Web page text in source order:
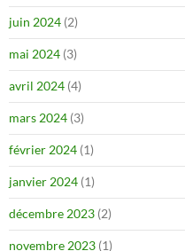
juin 2024 (2)
mai 2024 (3)
avril 2024 (4)
mars 2024 (3)
février 2024 (1)
janvier 2024 (1)
décembre 2023 (2)
novembre 2023 (1)